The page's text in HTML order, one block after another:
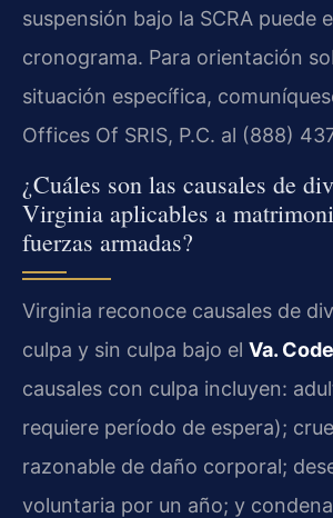
suspensión bajo la SCRA puede
cronograma. Para orientación
situación específica,
Offices Of SRIS, P.C. al (888)
¿Cuáles son las causales de
Virginia aplicables a
fuerzas armadas?
Virginia reconoce causales de
culpa y sin culpa bajo el Va.
causales con culpa incluyen:
requiere período de espera);
razonable de daño corporal;
voluntaria por un año; y